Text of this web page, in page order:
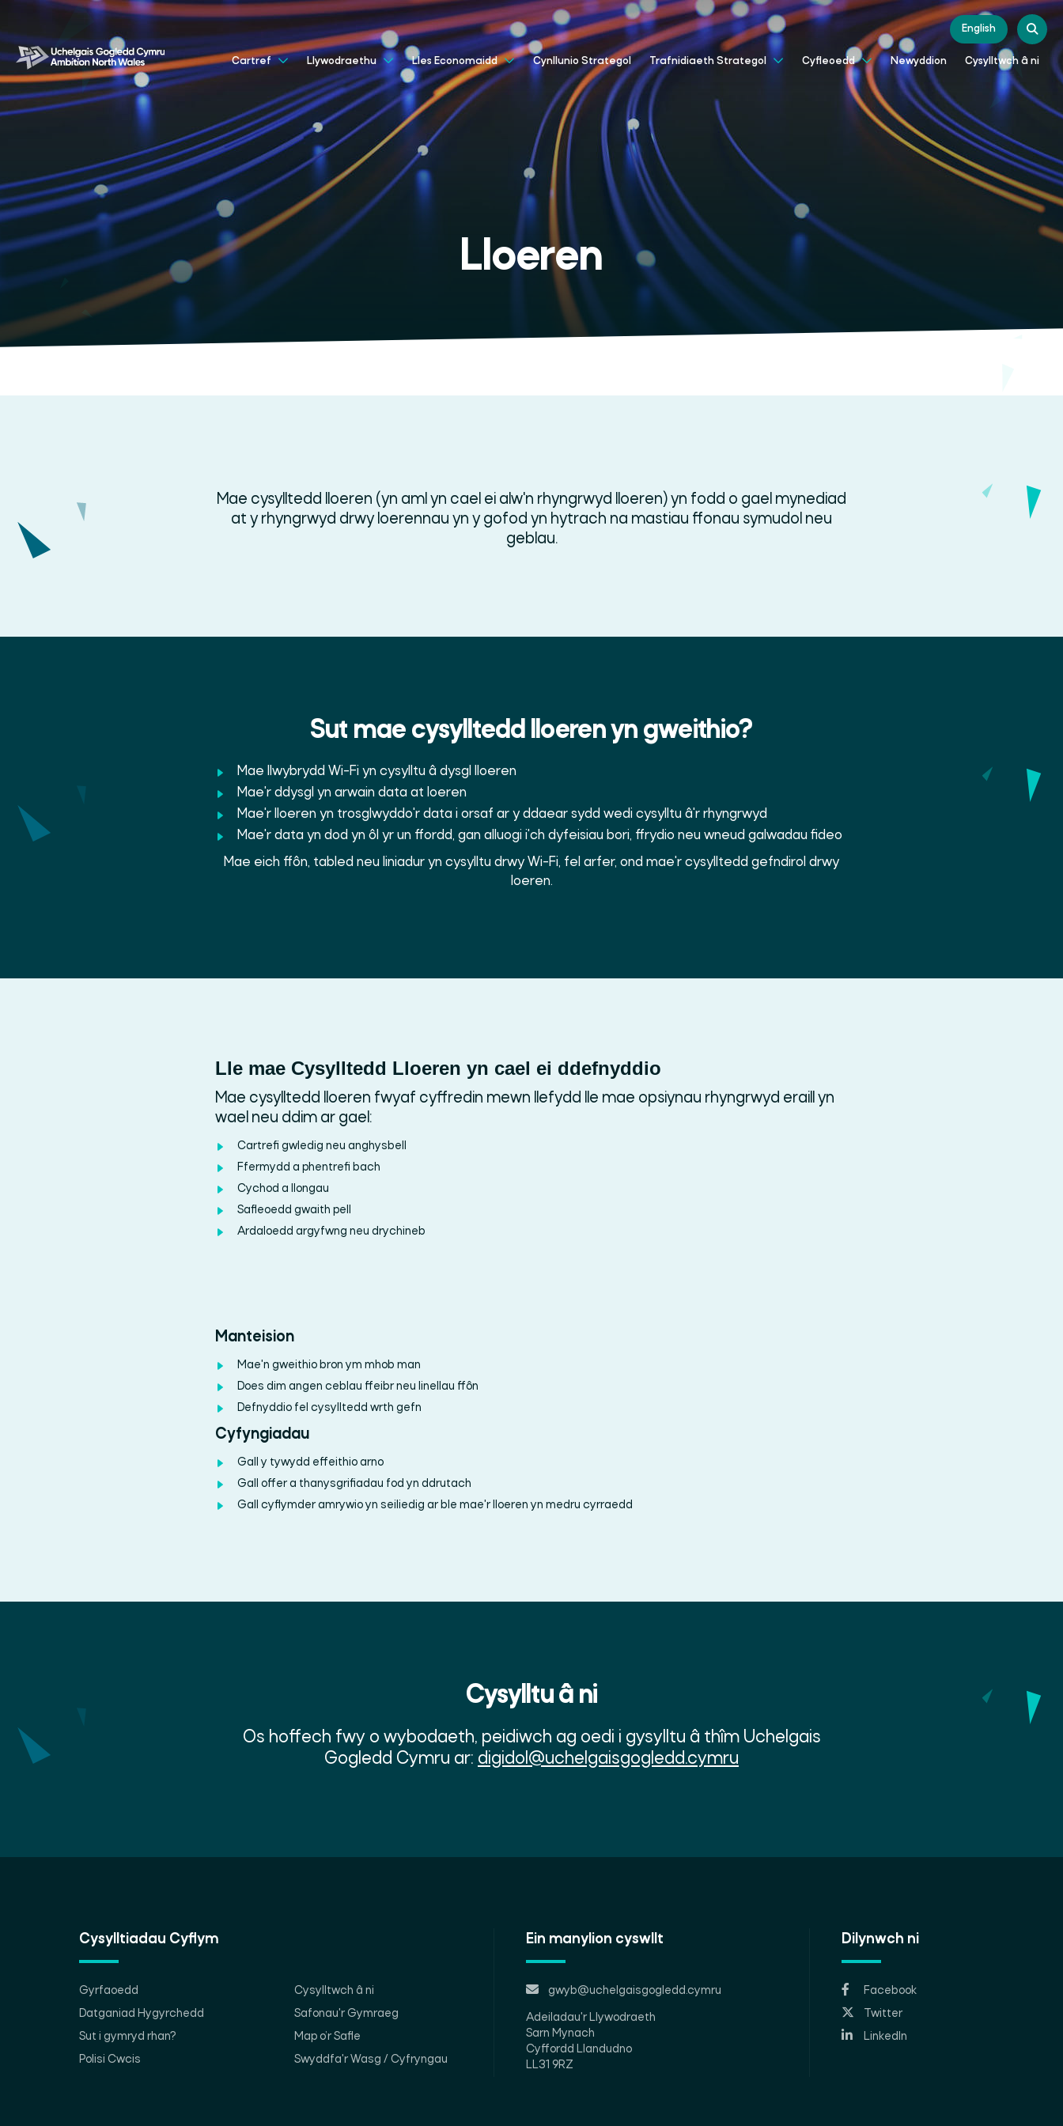
English
Cartref Llywodraethu Lles Economaidd Cynllunio Strategol Trafnidiaeth Strategol Cyfleoedd Newyddion Cysylltwch â ni
Lloeren
Mae cysylltedd lloeren (yn aml yn cael ei alw'n rhyngrwyd lloeren) yn fodd o gael mynediad
at y rhyngrwyd drwy loerennau yn y gofod yn hytrach na mastiau ffonau symudol neu
geblau.
Sut mae cysylltedd lloeren yn gweithio?
Mae llwybrydd Wi-Fi yn cysylltu â dysgl lloeren
Mae'r ddysgl yn arwain data at loeren
Mae'r lloeren yn trosglwyddo'r data i orsaf ar y ddaear sydd wedi cysylltu â'r rhyngrwyd
Mae'r data yn dod yn ôl yr un ffordd, gan alluogi i'ch dyfeisiau bori, ffrydio neu wneud galwadau fideo
Mae eich ffôn, tabled neu liniadur yn cysylltu drwy Wi-Fi, fel arfer, ond mae'r cysylltedd gefndirol drwy
loeren.
Lle mae Cysylltedd Lloeren yn cael ei ddefnyddio
Mae cysylltedd lloeren fwyaf cyffredin mewn llefydd lle mae opsiynau rhyngrwyd eraill yn
wael neu ddim ar gael:
Cartrefi gwledig neu anghysbell
Ffermydd a phentrefi bach
Cychod a llongau
Safleoedd gwaith pell
Ardaloedd argyfwng neu drychineb
Manteision
Mae'n gweithio bron ym mhob man
Does dim angen ceblau ffeibr neu linellau ffôn
Defnyddio fel cysylltedd wrth gefn
Cyfyngiadau
Gall y tywydd effeithio arno
Gall offer a thanysgrifiadau fod yn ddrutach
Gall cyflymder amrywio yn seiliedig ar ble mae'r lloeren yn medru cyrraedd
Cysylltu â ni
Os hoffech fwy o wybodaeth, peidiwch ag oedi i gysylltu â thîm Uchelgais
Gogledd Cymru ar: digidol@uchelgaisgogledd.cymru
Cysylltiadau Cyflym
Gyrfaoedd
Cysylltwch â ni
Datganiad Hygyrchedd
Safonau'r Gymraeg
Sut i gymryd rhan?
Map o’r Safle
Polisi Cwcis
Swyddfa'r Wasg / Cyfryngau
Ein manylion cyswllt
gwyb@uchelgaisgogledd.cymru
Adeiladau'r Llywodraeth
Sarn Mynach
Cyffordd Llandudno
LL31 9RZ
Dilynwch ni
Facebook
Twitter
LinkedIn